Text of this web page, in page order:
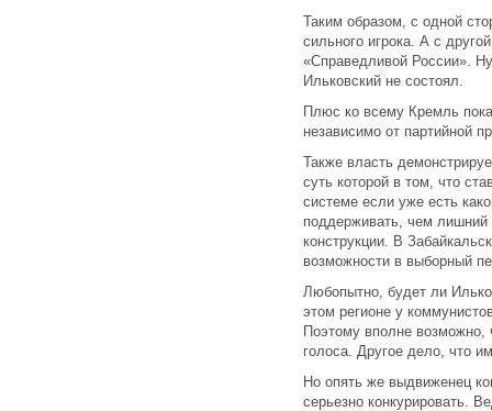
Таким образом, с одной
сильного игрока. А с
«Справедливой России».
Ильковский не состоял.
Плюс ко всему Кремль
независимо от партийной
Также власть
суть которой в том, что
системе если уже есть
поддерживать, чем лишний
конструкции. В
возможности в выборный
Любопытно, будет ли
этом регионе у
Поэтому вполне возможно,
голоса. Другое дело, что
Но опять же выдвиженец
серьезно конкурировать.